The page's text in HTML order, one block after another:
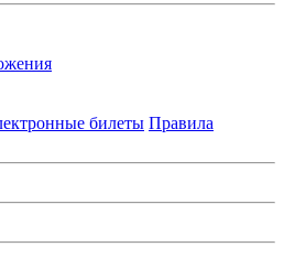
билеты Правила